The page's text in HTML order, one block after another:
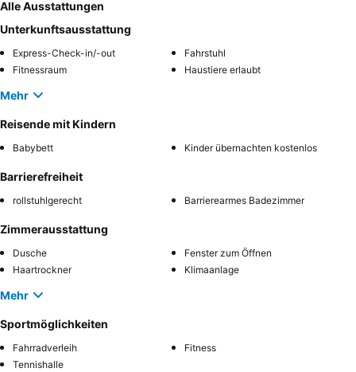
Alle Ausstattungen
Unterkunftsausstattung
Express-Check-in/-out
Fahrstuhl
Fitnessraum
Haustiere erlaubt
Mehr
Reisende mit Kindern
Babybett Kinder übernachten kostenlos
Barrierefreiheit
rollstuhlgerecht Barrierearmes Badezimmer
Zimmerausstattung
Dusche
Fenster zum Öffnen
Haartrockner
Klimaanlage
Mehr
Sportmöglichkeiten
Fahrradverleih
Fitness
Tennishalle